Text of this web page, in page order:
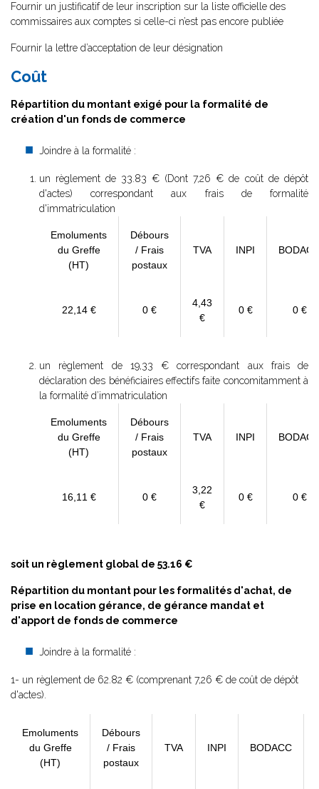
Fournir un justificatif de leur inscription sur la liste officielle des
commissaires aux comptes si celle-ci n’est pas encore publiée
Fournir la lettre d’acceptation de leur désignation
Coût
Répartition du montant exigé pour la formalité de
création d'un fonds de commerce
Joindre à la formalité :
un règlement de 33.83 € (Dont 7,26 € de coût de dépôt
d'actes) correspondant aux frais de formalité
d'immatriculation
Emoluments
du Greffe
(HT)
Débours
/ Frais
postaux
TVA INPI
22,14 € 0 €
4,43
€
0 € 0 €
un règlement de 19,33 € correspondant aux frais de
déclaration des bénéficiaires effectifs faite concomitamment à
la formalité d’immatriculation
Emoluments
du Greffe
(HT)
Débours
/ Frais
postaux
TVA INPI
16,11 € 0 €
3,22
€
0 € 0 €
soit un règlement global de 53.16 €
Répartition du montant pour les formalités d'achat, de
prise en location gérance, de gérance mandat et
d'apport de fonds de commerce
Joindre à la formalité :
1- un règlement de 62.82 € (comprenant 7,26 € de coût de dépôt
d'actes).
Emoluments
du Greffe
(HT)
Débours
/ Frais
postaux
TVA INPI BODACC